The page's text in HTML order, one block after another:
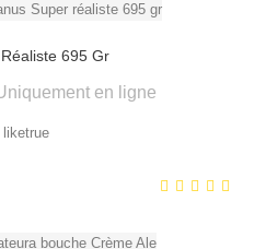
695 Gr
en ligne
liketrue